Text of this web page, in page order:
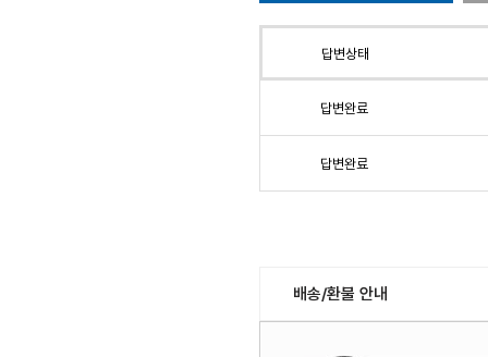
답변상태
답변완료
답변완료
배송/환불 안내